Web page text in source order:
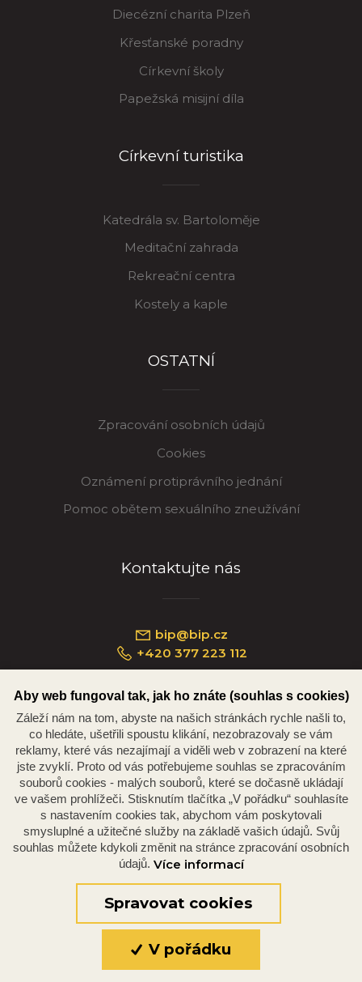
Diecézní charita Plzeň
Křesťanské poradny
Církevní školy
Papežská misijní díla
Církevní turistika
Katedrála sv. Bartoloměje
Meditační zahrada
Rekreační centra
Kostely a kaple
OSTATNÍ
Zpracování osobních údajů
Cookies
Oznámení protiprávního jednání
Pomoc obětem sexuálního zneužívání
Kontaktujte nás
bip@bip.cz
+420 377 223 112
Náměstí Republiky 234/35, 301 00 Plzeň
© 2026 Oficiální stránky Plzeňské diecéze
Aby web fungoval tak, jak ho znáte (souhlas s cookies)
Záleží nám na tom, abyste na našich stránkách rychle našli to,
co hledáte, ušetřili spoustu klikání, nezobrazovaly se vám
reklamy, které vás nezajímají a viděli web v zobrazení na které
jste zvyklí. Proto od vás potřebujeme souhlas se zpracováním
souborů cookies - malých souborů, které se dočasně ukládají
ve vašem prohlížeči. Stisknutím tlačítka „V pořádku“ souhlasíte
s nastavením cookies tak, abychom vám poskytovali
smysluplné a užitečné služby na základě vašich údajů. Svůj
souhlas můžete kdykoli změnit na stránce zpracování osobních
údajů. Více informací
Spravovat cookies
V pořádku